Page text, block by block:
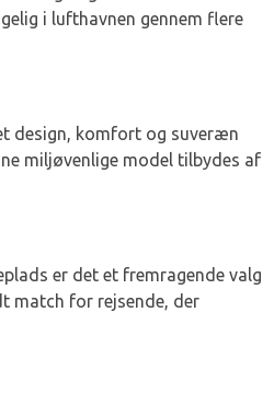
i lufthavnen gennem flere
design, komfort og suveræn
miljøvenlige model tilbydes af
er det et fremragende valg
match for rejsende, der